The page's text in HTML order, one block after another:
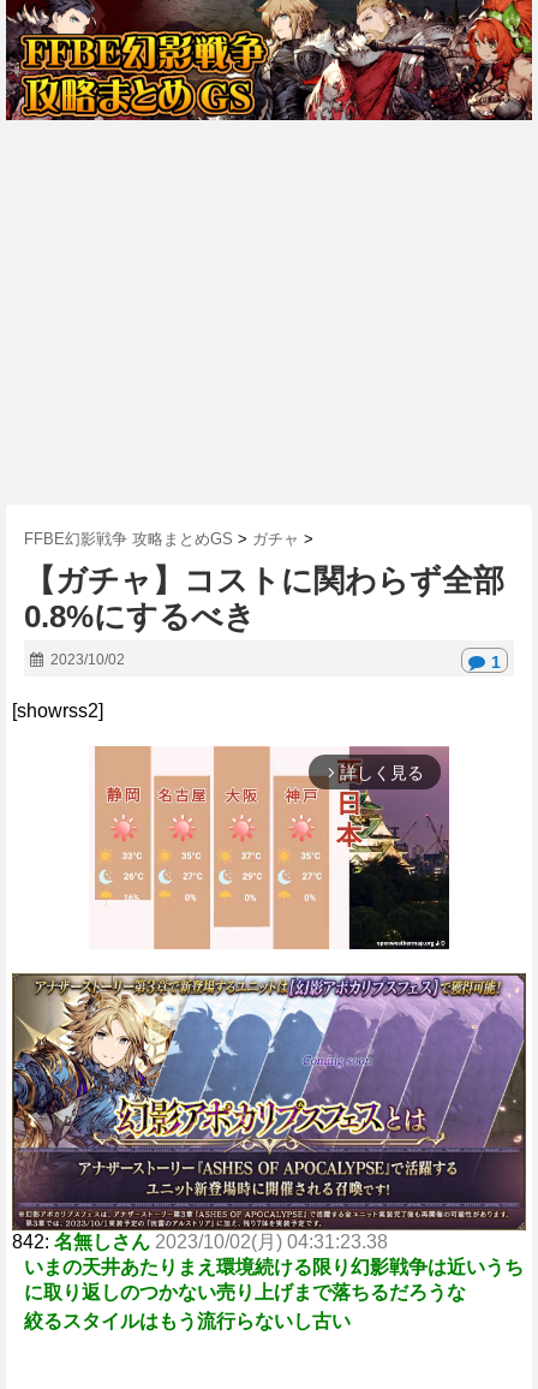
FFBE幻影戦争 攻略まとめGS > ガチャ >
【ガチャ】コストに関わらず全部
0.8%にするべき
2023/10/02 1
[showrss2]
arrow_forward_ios 詳しく見る
M
u
t
842: 名無しさん 2023/10/02(月) 04:31:23.38
いまの天井あたりまえ環境続ける限り幻影戦争は近いうち
に取り返しのつかない売り上げまで落ちるだろうな
絞るスタイルはもう流行らないし古い